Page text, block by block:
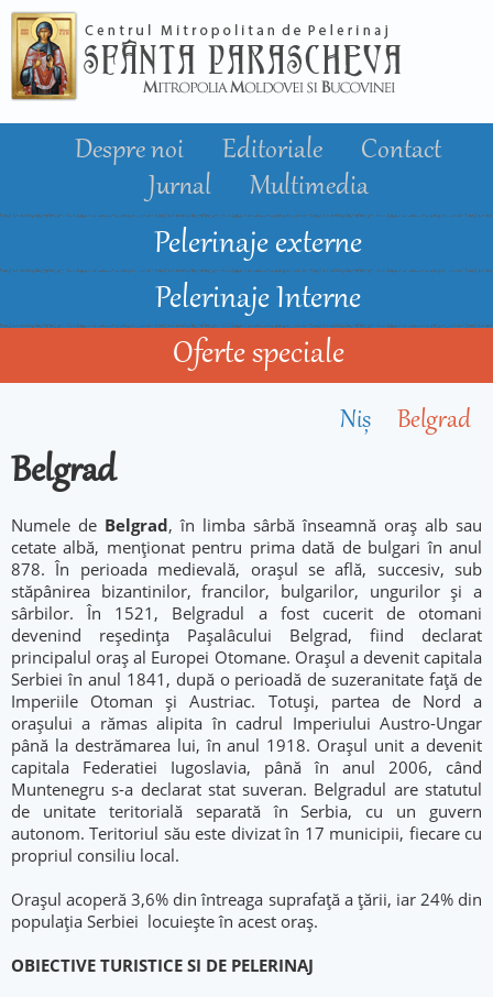
conţinutul
principal
Despre noi Editoriale
Contact
Jurnal
Multimedia
Pelerinaje externe
Pelerinaje Interne
Oferte speciale
Niş Belgrad
Belgrad
Numele de Belgrad, în limba sârbă înseamnă oraş alb sau
cetate albă, menţionat pentru prima dată de bulgari în anul
878. În perioada medievală, oraşul se află, succesiv, sub
stăpânirea bizantinilor, francilor, bulgarilor, ungurilor şi a
sârbilor. În 1521, Belgradul a fost cucerit de otomani
devenind reşedinţa Paşalâcului Belgrad, fiind declarat
principalul oraş al Europei Otomane. Oraşul a devenit capitala
Serbiei în anul 1841, după o perioadă de suzeranitate faţă de
Imperiile Otoman şi Austriac. Totuşi, partea de Nord a
oraşului a rămas alipita în cadrul Imperiului Austro-Ungar
până la destrămarea lui, în anul 1918. Oraşul unit a devenit
capitala Federatiei Iugoslavia, până în anul 2006, când
Muntenegru s-a declarat stat suveran. Belgradul are statutul
de unitate teritorială separată în Serbia, cu un guvern
autonom. Teritoriul său este divizat în 17 municipii, fiecare cu
propriul consiliu local.
Oraşul acoperă 3,6% din întreaga suprafaţă a ţării, iar 24% din
populaţia Serbiei locuieşte în acest oraş.
OBIECTIVE TURISTICE SI DE PELERINAJ